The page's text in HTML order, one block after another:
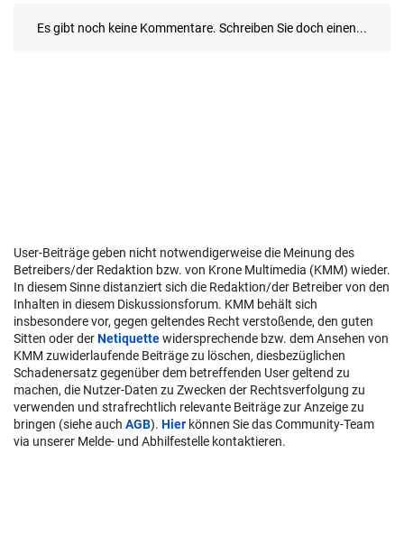
User-Beiträge geben nicht notwendigerweise die Meinung des
Betreibers/der Redaktion bzw. von Krone Multimedia (KMM) wieder.
In diesem Sinne distanziert sich die Redaktion/der Betreiber von den
Inhalten in diesem Diskussionsforum. KMM behält sich
insbesondere vor, gegen geltendes Recht verstoßende, den guten
Sitten oder derNetiquettewidersprechende bzw. dem Ansehen von
KMM zuwiderlaufende Beiträge zu löschen, diesbezüglichen
Schadenersatz gegenüber dem betreffenden User geltend zu
machen, die Nutzer-Daten zu Zwecken der Rechtsverfolgung zu
verwenden und strafrechtlich relevante Beiträge zur Anzeige zu
bringen (siehe auch AGB). Hier können Sie das Community-Team
via unserer Melde- und Abhilfestelle kontaktieren.